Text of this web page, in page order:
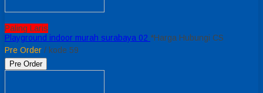
Paling Laris
Playground indoor murah surabaya 02 *Harga Hubungi CS
Pre Order / kode 59
Pre Order